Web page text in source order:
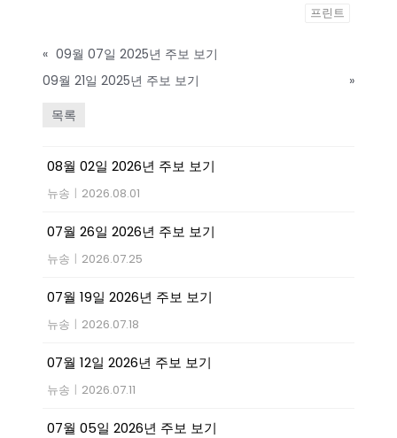
프린트
« 09월 07일 2025년 주보 보기
09월 21일 2025년 주보 보기
»
목록
08월 02일 2026년 주보 보기
뉴송 | 2026.08.01
07월 26일 2026년 주보 보기
뉴송 | 2026.07.25
07월 19일 2026년 주보 보기
뉴송 | 2026.07.18
07월 12일 2026년 주보 보기
뉴송 | 2026.07.11
07월 05일 2026년 주보 보기